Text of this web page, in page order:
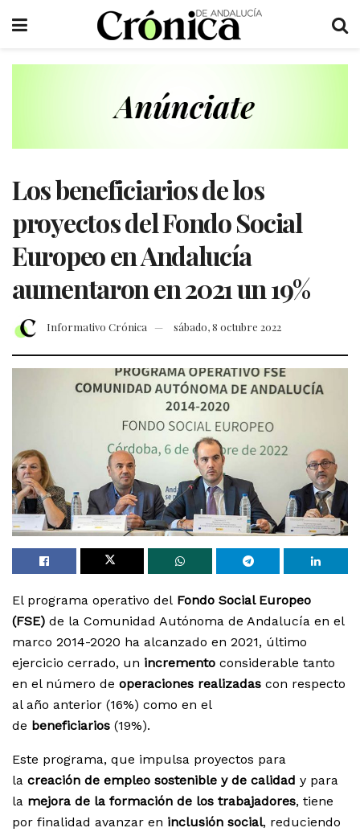
Los beneficiarios de los
proyectos del Fondo Social
Europeo en Andalucía
aumentaron en 2021 un 19%
Informativo Crónica sábado, 8 octubre 2022
El programa operativo del Fondo Social Europeo
(FSE) de la Comunidad Autónoma de Andalucía en el
marco 2014-2020 ha alcanzado en 2021, último
ejercicio cerrado, un incremento considerable tanto
en el número de operaciones realizadas con respecto
al año anterior (16%) como en el
de beneficiarios (19%).
Este programa, que impulsa proyectos para
la creación de empleo sostenible y de calidad y para
la mejora de la formación de los trabajadores, tiene
por finalidad avanzar en inclusión social, reduciendo